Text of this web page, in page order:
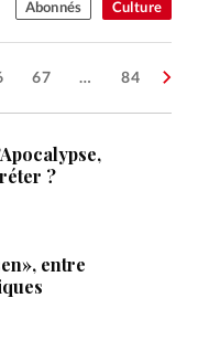
Culture
Abonnés
67 … 84
?
entre